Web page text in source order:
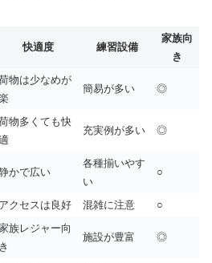
快適度 練習設備
家族向
き
物は少なめが
簡易が多い ◎
物多くても快
充実例が多い ◎
かで広い
各種揃いやす
い
○
アクセスは良好 混雑に注意
○
族レジャー向
き
施設が豊富 ◎